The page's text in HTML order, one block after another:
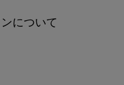
について